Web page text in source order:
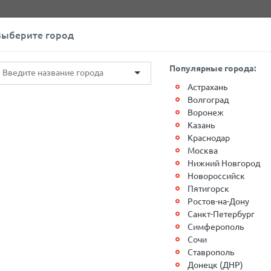
+7(812)767-20-27
вакансий в г. Ростов-на-
г. Ростов-на-Дону, ул.,
город
Популярные города:
Астрахань
Волгоград
Воронеж
Казань
Краснодар
Москва
Нижний Новгород
Новороссийск
Пятигорск
Ростов-на-Дону
Санкт-Петербург
Симферополь
Сочи
Ставрополь
Донецк (ДНР)